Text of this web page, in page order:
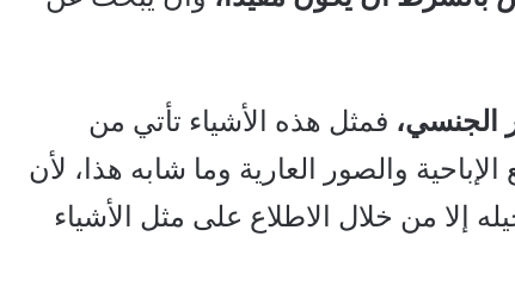
فمثل هذه الأشياء تأتي من
والصور العارية وما شابه هذا، لأن
إلا من خلال الاطلاع على مثل الأشياء